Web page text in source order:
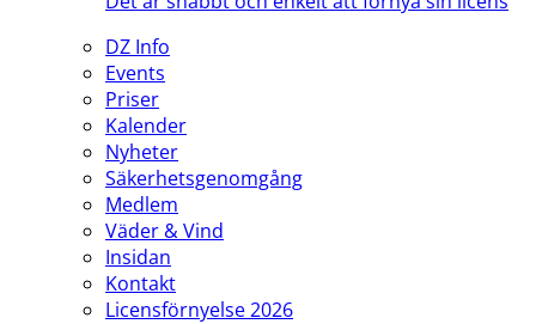
DZ Info
Events
Priser
Kalender
Nyheter
Säkerhetsgenomgång
Medlem
Väder & Vind
Insidan
Kontakt
Licensförnyelse 2026